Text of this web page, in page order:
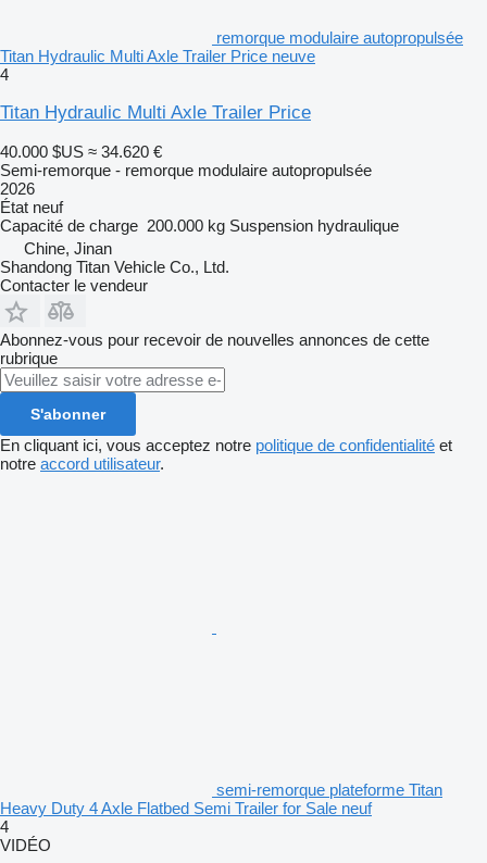
remorque modulaire autopropulsée
Titan Hydraulic Multi Axle Trailer Price neuve
4
Titan Hydraulic Multi Axle Trailer Price
40.000 $US ≈ 34.620 €
Semi-remorque - remorque modulaire autopropulsée
2026
État neuf
Capacité de charge 200.000 kg Suspension hydraulique
Chine, Jinan
Shandong Titan Vehicle Co., Ltd.
Contacter le vendeur
Abonnez-vous pour recevoir de nouvelles annonces de cette
rubrique
S'abonner
En cliquant ici, vous acceptez notre politique de confidentialité et
notre accord utilisateur.
semi-remorque plateforme Titan
Heavy Duty 4 Axle Flatbed Semi Trailer for Sale neuf
4
VIDÉO